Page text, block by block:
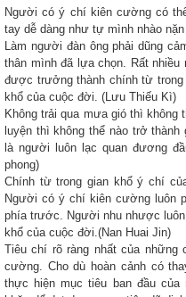
Người có ý chí kiên cường có
tay dễ dàng như tự mình nhào
Làm người đàn ông phải dũng
thân mình đã lựa chọn. Rất nhiều
được trưởng thành chính từ trong
khổ của cuộc đời. (Lưu Thiếu Kì)
Không trải qua mưa gió thì
luyện thì không thể nào trở
là người luôn lạc quan đương
phong)
Chính từ trong gian khổ ý chí
Người có ý chí kiên cường luôn
phía trước. Người nhu nhược
khổ của cuộc đời.(Nan Huai Jin)
Tiêu chí rõ ràng nhất của
cường. Cho dù hoàn cảnh có
thực hiện mục tiêu ban đầu của